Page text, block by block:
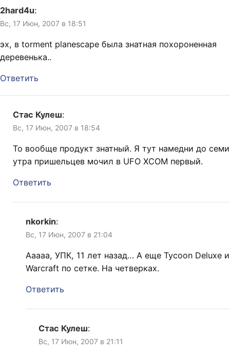
2hard4u:
Вс, 17 Июн, 2007 в 18:51
эх, в torment planescape была знатная похороненная
деревенька..
Ответить
Стас Кулеш:
Вс, 17 Июн, 2007 в 18:54
То вообще продукт знатный. Я тут намедни до семи
утра пришельцев мочил в UFO XCOM первый.
Ответить
nkorkin:
Вс, 17 Июн, 2007 в 21:04
Ааааа, УПК, 11 лет назад… А еще Tycoon Deluxe и
Warcraft по сетке. На четверках.
Ответить
Стас Кулеш:
Вс, 17 Июн, 2007 в 21:11